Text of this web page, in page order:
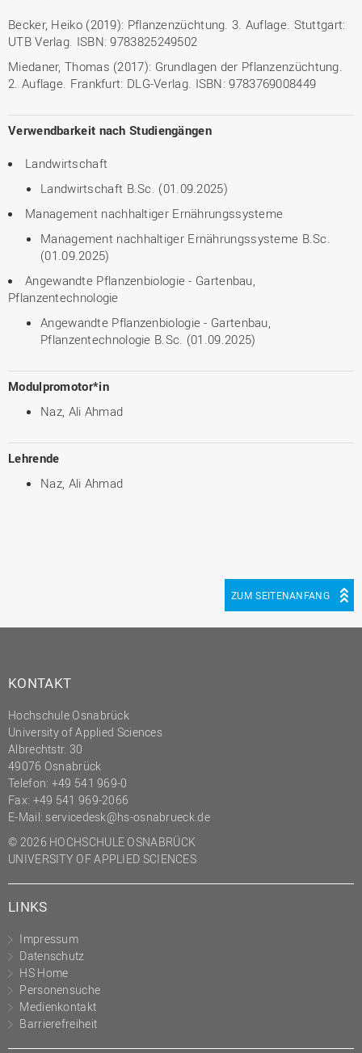
Becker, Heiko (2019): Pflanzenzüchtung. 3. Auflage. Stuttgart:
UTB Verlag. ISBN: 9783825249502
Miedaner, Thomas (2017): Grundlagen der Pflanzenzüchtung.
2. Auflage. Frankfurt: DLG-Verlag. ISBN: 9783769008449
Verwendbarkeit nach Studiengängen
Landwirtschaft
Landwirtschaft B.Sc. (01.09.2025)
Management nachhaltiger Ernährungssysteme
Management nachhaltiger Ernährungssysteme B.Sc.
(01.09.2025)
Angewandte Pflanzenbiologie - Gartenbau,
Pflanzentechnologie
Angewandte Pflanzenbiologie - Gartenbau,
Pflanzentechnologie B.Sc. (01.09.2025)
Modulpromotor*in
Naz, Ali Ahmad
Lehrende
Naz, Ali Ahmad
ZUM SEITENANFANG
KONTAKT
Hochschule Osnabrück
University of Applied Sciences
Albrechtstr. 30
49076 Osnabrück
Telefon: +49 541 969-0
Fax: +49 541 969-2066
E-Mail: servicedesk@hs-osnabrueck.de
© 2026 HOCHSCHULE OSNABRÜCK
UNIVERSITY OF APPLIED SCIENCES
LINKS
Impressum
Datenschutz
HS Home
Personensuche
Medienkontakt
Barrierefreiheit